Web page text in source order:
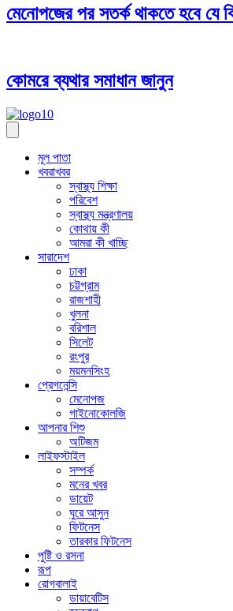
মেনোপজের পর সতর্ক থাকতে হবে যে
কোমরে ব্যথার সমাধান জানুন
মূল পাতা
খবরাখবর
স্বাস্থ্য শিক্ষা
পরিবেশ
স্বাস্থ্য মন্ত্রণালয়
কোথায় কী
আমরা কী খাচ্ছি
সারাদেশ
ঢাকা
চট্টগ্রাম
রাজশাহী
খুলনা
বরিশাল
সিলেট
রংপুর
ময়মনসিংহ
প্রেগনেন্সি
মেনোপজ
গাইনোকোলজি
আপনার শিশু
অটিজম
লাইফস্টাইল
সম্পর্ক
মনের খবর
ডায়েট
ঘুরে আসুন
ফিটনেস
তারকার ফিটনেস
পুষ্টি ও রসনা
রূপ
রোগবালাই
ডায়াবেটিস